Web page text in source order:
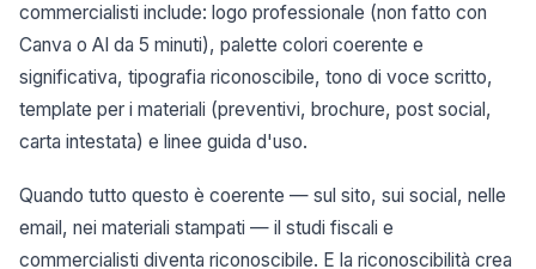
commercialisti include: logo professionale (non fatto con
Canva o AI da 5 minuti), palette colori coerente e
significativa, tipografia riconoscibile, tono di voce scritto,
template per i materiali (preventivi, brochure, post social,
carta intestata) e linee guida d'uso.
Quando tutto questo è coerente — sul sito, sui social, nelle
email, nei materiali stampati — il studi fiscali e
commercialisti diventa riconoscibile. E la riconoscibilità crea